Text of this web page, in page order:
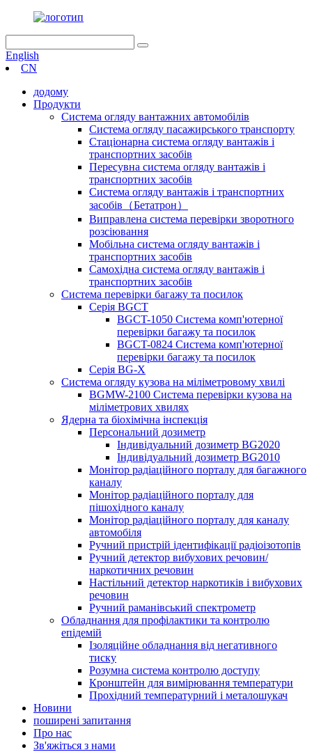
English
CN
додому
Продукти
Система огляду вантажних автомобілів
Система огляду пасажирського транспорту
Стаціонарна система огляду вантажів і
транспортних засобів
Пересувна система огляду вантажів і
транспортних засобів
Система огляду вантажів і транспортних
засобів（Бетатрон）
Виправлена ​​система перевірки зворотного
розсіювання
Мобільна система огляду вантажів і
транспортних засобів
Самохідна система огляду вантажів і
транспортних засобів
Система перевірки багажу та посилок
Серія BGCT
BGCT-1050 Система комп'ютерної
перевірки багажу та посилок
BGCT-0824 Система комп'ютерної
перевірки багажу та посилок
Серія BG-X
Система огляду кузова на міліметровому хвилі
BGMW-2100 Система перевірки кузова на
міліметрових хвилях
Ядерна та біохімічна інспекція
Персональний дозиметр
Індивідуальний дозиметр BG2020
Індивідуальний дозиметр BG2010
Монітор радіаційного порталу для багажного
каналу
Монітор радіаційного порталу для
пішохідного каналу
Монітор радіаційного порталу для каналу
автомобіля
Ручний пристрій ідентифікації радіоізотопів
Ручний детектор вибухових речовин/
наркотичних речовин
Настільний детектор наркотиків і вибухових
речовин
Ручний раманівський спектрометр
Обладнання для профілактики та контролю
епідемій
Ізоляційне обладнання від негативного
тиску
Розумна система контролю доступу
Кронштейн для вимірювання температури
Прохідний температурний і металошукач
Новини
поширені запитання
Про нас
Зв'яжіться з нами